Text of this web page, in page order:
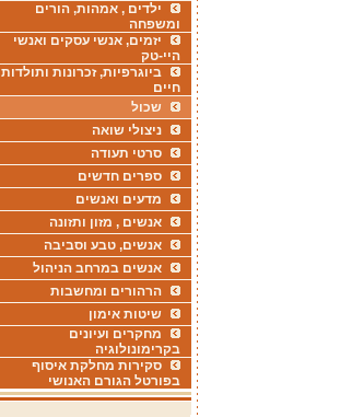
ילדים , אמהות, הורים
ומשפחה
יזמים, אנשי עסקים ואנשי
היי-טק
ביוגרפיות, זכרונות ותולדות
חיים
שכול
ניצולי שואה
סרטי תעודה
ספרים חדשים
מדעים ואנשים
אנשים , מזון ותזונה
אנשים, טבע וסביבה
אנשים במרחב הניהול
הרהורים ומחשבות
שיטות אימון
מחקרים ועיונים
בקרימונולוגיה
סקירות מחלקת איסוף
בפורטל הגורם האנושי